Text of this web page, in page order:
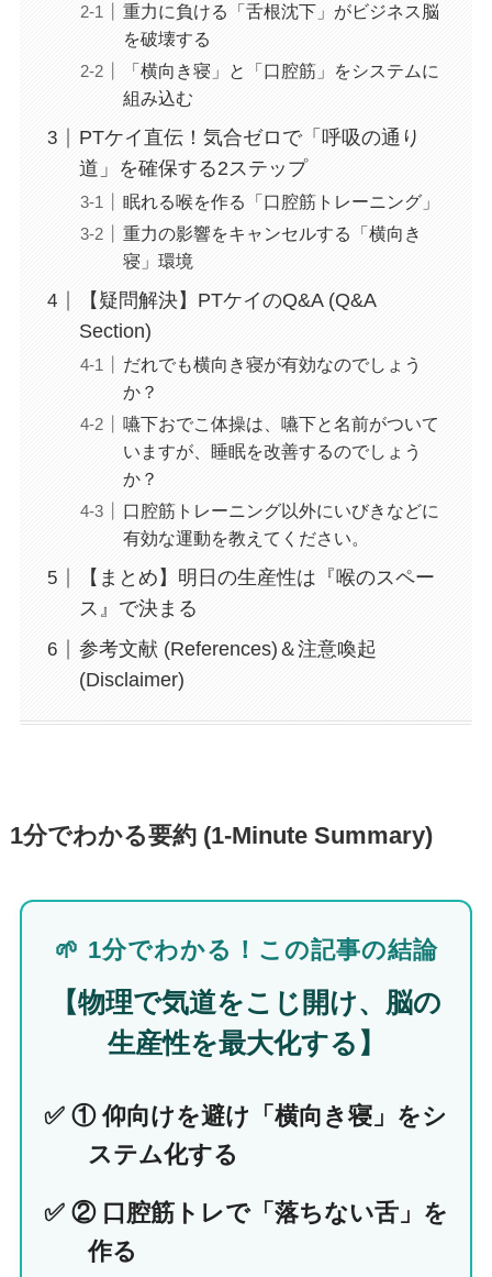
重力に負ける「舌根沈下」がビジネス脳
を破壊する
「横向き寝」と「口腔筋」をシステムに
組み込む
PTケイ直伝！気合ゼロで「呼吸の通り
道」を確保する2ステップ
眠れる喉を作る「口腔筋トレーニング」
重力の影響をキャンセルする「横向き
寝」環境
【疑問解決】PTケイのQ&A (Q&A
Section)
だれでも横向き寝が有効なのでしょう
か？
嚥下おでこ体操は、嚥下と名前がついて
いますが、睡眠を改善するのでしょう
か？
口腔筋トレーニング以外にいびきなどに
有効な運動を教えてください。
【まとめ】明日の生産性は『喉のスペー
ス』で決まる
参考文献 (References)＆注意喚起
(Disclaimer)
1分でわかる要約 (1-Minute Summary)
🌱 1分でわかる！この記事の結論
【物理で気道をこじ開け、脳の
生産性を最大化する】
✅ ① 仰向けを避け「横向き寝」をシ
ステム化する
✅ ② 口腔筋トレで「落ちない舌」を
作る